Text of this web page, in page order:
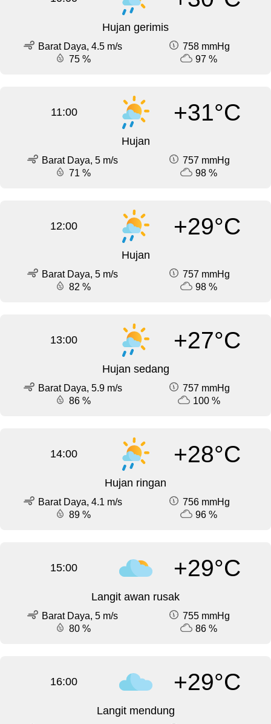
Hujan gerimis
Barat Daya, 4.5 m/s
758 mmHg
75 %
97 %
11:00 +31°C
Hujan
Barat Daya, 5 m/s
757 mmHg
71 %
98 %
12:00 +29°C
Hujan
Barat Daya, 5 m/s
757 mmHg
82 %
98 %
13:00 +27°C
Hujan sedang
Barat Daya, 5.9 m/s
757 mmHg
86 %
100 %
14:00 +28°C
Hujan ringan
Barat Daya, 4.1 m/s
756 mmHg
89 %
96 %
15:00 +29°C
Langit awan rusak
Barat Daya, 5 m/s
755 mmHg
80 %
86 %
16:00 +29°C
Langit mendung